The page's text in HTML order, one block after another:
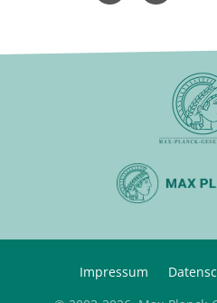
Impressum